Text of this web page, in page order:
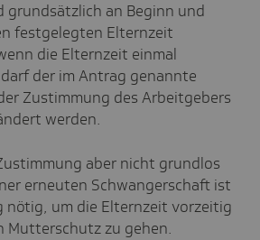
grundsätzlich an Beginn und
festgelegten Elternzeit
die Elternzeit einmal
der im Antrag genannte
Zustimmung des Arbeitgebers
werden.
aber nicht grundlos
erneuten Schwangerschaft ist
nötig, um die Elternzeit vorzeitig
Mutterschutz zu gehen.